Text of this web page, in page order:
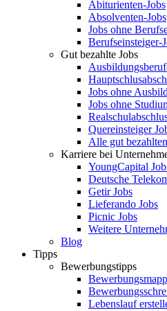
Abiturienten-Jobs
Absolventen-Jobs
Jobs ohne
Berufseinsteiger-
Gut bezahlte Jobs
Jobs ohne
Jobs ohne
Quereinsteiger
Alle gut
Karriere bei
YoungCapital
Deutsche
Getir Jobs
Lieferando Jobs
Picnic Jobs
Weitere
Blog
Tipps
Bewerbungstipps
Lebenslauf